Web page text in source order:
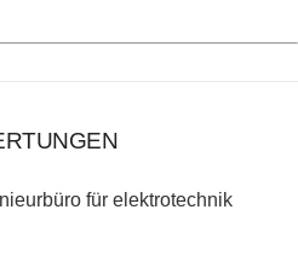
für elektrotechnik